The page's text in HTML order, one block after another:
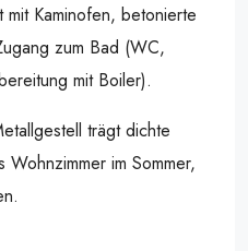
Kaminofen, betonierte
zum Bad (WC,
mit Boiler).
trägt dichte
im Sommer,